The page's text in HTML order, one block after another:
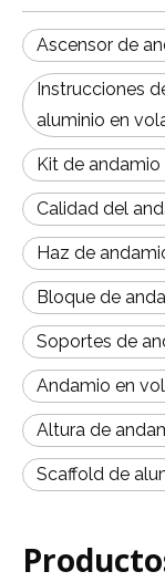
Ascensor de
Instrucciones
aluminio en
Kit de
Calidad del
Haz de
Bloque de
Soportes de
Andamio en
Altura de
Scaffold de